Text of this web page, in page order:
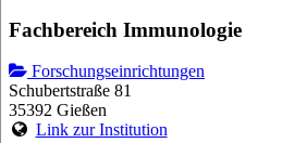
Fachbereich Immunologie
Forschungseinrichtungen
Schubertstraße 81
35392 Gießen
Link zur Institution